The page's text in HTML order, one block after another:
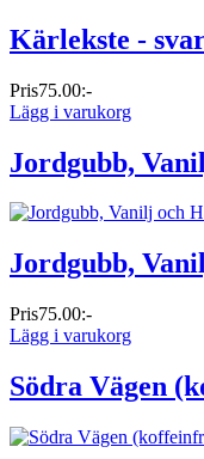
Kärlekste -
Pris75.00:-
Lägg i varukorg
Jordgubb,
Jordgubb,
Pris75.00:-
Lägg i varukorg
Södra Vägen